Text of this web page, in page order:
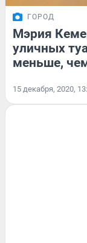
ГОРОД
Мэрия
уличных
меньше,
15 декабря, 2020,